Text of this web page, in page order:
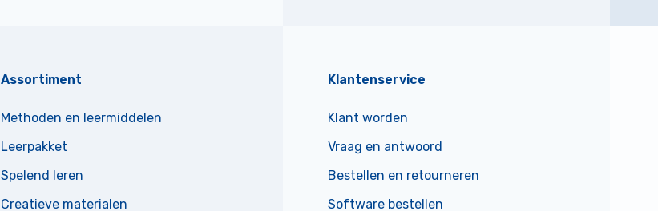
Assortiment
Methoden en leermiddelen
Leerpakket
Spelend leren
Creatieve materialen
Klantenservice
Klant worden
Vraag en antwoord
Bestellen en retourneren
Software bestellen